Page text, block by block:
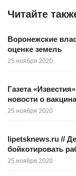
Читайте
Воронежские
оценке земель
25 ноября 2020
Газета
новости о
25 ноября 2020
lipetsknews.ru //
бойкотировать
25 ноября 2020